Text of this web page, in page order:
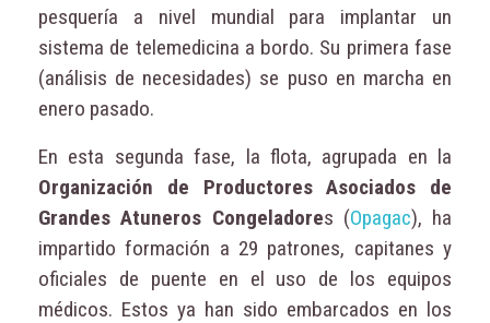
pesquería a nivel mundial para implantar un
sistema de telemedicina a bordo. Su primera fase
(análisis de necesidades) se puso en marcha en
enero pasado.
En esta segunda fase, la flota, agrupada en la
Organización de Productores Asociados de
Grandes Atuneros Congeladores (Opagac), ha
impartido formación a 29 patrones, capitanes y
oficiales de puente en el uso de los equipos
médicos. Estos ya han sido embarcados en los